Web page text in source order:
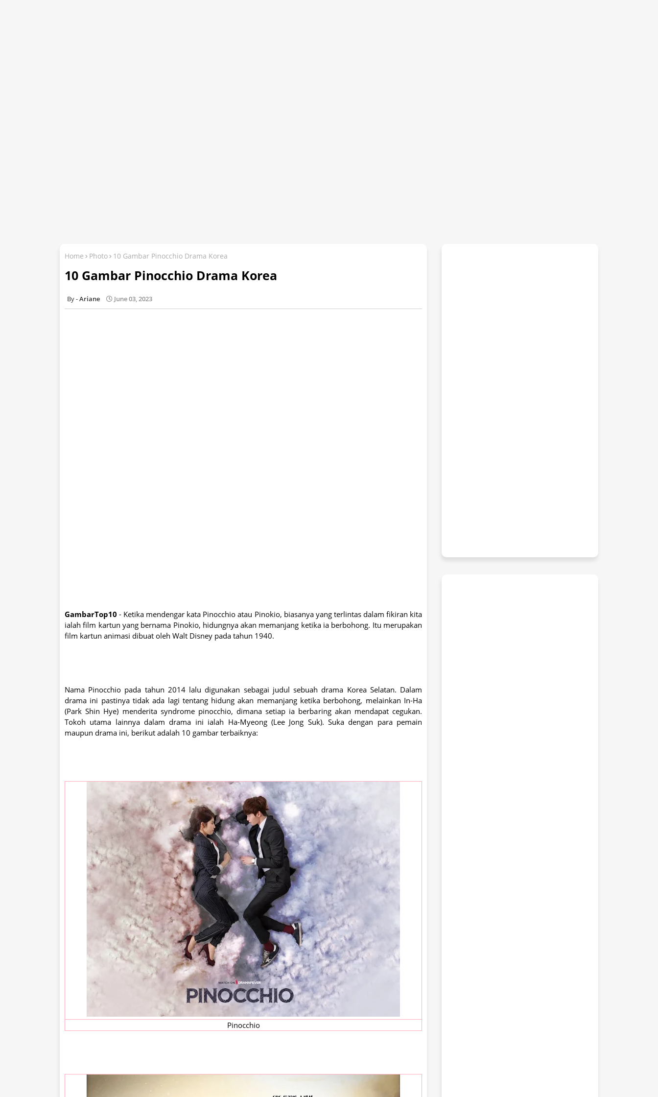
Home Photo 10 Gambar Pinocchio Drama Korea
10 Gambar Pinocchio Drama Korea
Ariane June 03, 2023
GambarTop10 - Ketika mendengar kata Pinocchio atau Pinokio, biasanya yang terlintas dalam fikiran kita
ialah film kartun yang bernama Pinokio, hidungnya akan memanjang ketika ia berbohong. Itu merupakan
film kartun animasi dibuat oleh Walt Disney pada tahun 1940.
Nama Pinocchio pada tahun 2014 lalu digunakan sebagai judul sebuah drama Korea Selatan. Dalam
drama ini pastinya tidak ada lagi tentang hidung akan memanjang ketika berbohong, melainkan In-Ha
(Park Shin Hye) menderita syndrome pinocchio, dimana setiap ia berbaring akan mendapat cegukan.
Tokoh utama lainnya dalam drama ini ialah Ha-Myeong (Lee Jong Suk). Suka dengan para pemain
maupun drama ini, berikut adalah 10 gambar terbaiknya:
Pinocchio